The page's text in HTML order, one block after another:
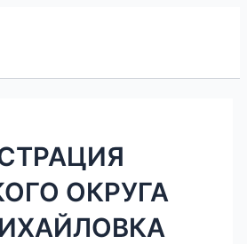
ОКРУГА